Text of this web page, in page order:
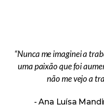
“Nunca me imaginei a
uma paixão que foi
não me vejo a
Ana Luísa